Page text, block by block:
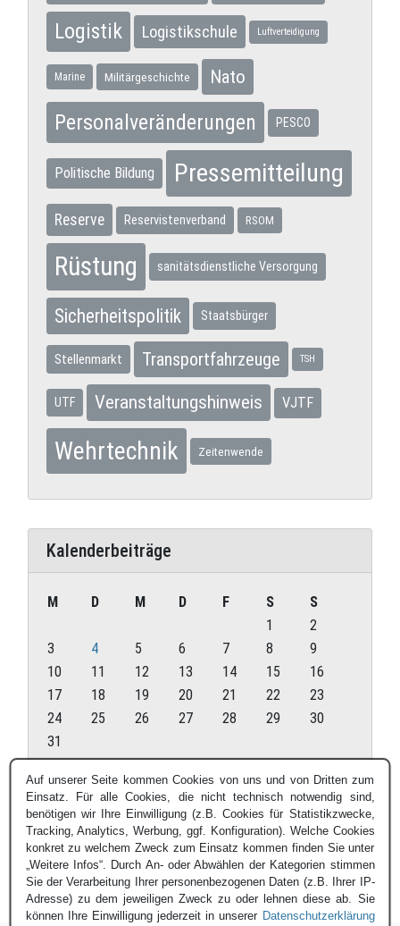
Logistik Logistikschule Luftverteidigung
Marine Militärgeschichte Nato
Personalveränderungen PESCO
Politische Bildung Pressemitteilung
Reserve Reservistenverband RSOM
Rüstung sanitätsdienstliche Versorgung
Sicherheitspolitik Staatsbürger
Stellenmarkt Transportfahrzeuge TSH
UTF Veranstaltungshinweis VJTF
Wehrtechnik Zeitenwende
Kalenderbeiträge
August 2026
M D M D F S
S
1
2
3
4 5 6 7 8
9
10
11 12 13 14 15
16
17
18 19 20 21 22
23
24
25 26 27 28 29
30
31
« Juli
Auf unserer Seite kommen Cookies von uns und von Dritten zum
Einsatz. Für alle Cookies, die nicht technisch notwendig sind,
benötigen wir Ihre Einwilligung (z.B. Cookies für Statistikzwecke,
Tracking, Analytics, Werbung, ggf. Konfiguration). Welche Cookies
konkret zu welchem Zweck zum Einsatz kommen finden Sie unter
„Weitere Infos“. Durch An- oder Abwählen der Kategorien stimmen
Sie der Verarbeitung Ihrer personenbezogenen Daten (z.B. Ihrer IP-
Adresse) zu dem jeweiligen Zweck zu oder lehnen diese ab. Sie
können Ihre Einwilligung jederzeit in unserer Datenschutzerklärung